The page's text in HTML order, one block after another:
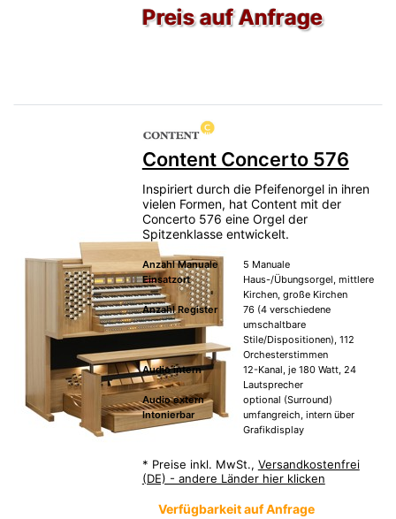
Preis auf Anfrage
Content Concerto 576
Inspiriert durch die Pfeifenorgel in ihren
vielen Formen, hat Content mit der
Concerto 576 eine Orgel der
Spitzenklasse entwickelt.
Anzahl Manuale
5 Manuale
Einsatzort
Haus-/Übungsorgel, mittlere
Kirchen, große Kirchen
Anzahl Register
76 (4 verschiedene
umschaltbare
Stile/Dispositionen), 112
Orchesterstimmen
Audio intern
12-Kanal, je 180 Watt, 24
Lautsprecher
Audio extern
optional (Surround)
Intonierbar
umfangreich, intern über
Grafikdisplay
* Preise inkl. MwSt., Versandkostenfrei
(DE) - andere Länder hier klicken
Verfügbarkeit auf Anfrage